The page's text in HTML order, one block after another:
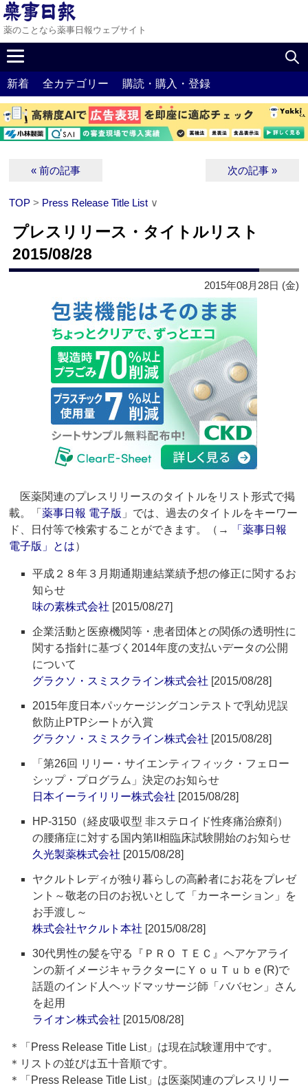
薬のことなら薬事日報ウェブサイト
新着 全カテゴリー 購読・購入・登録
« 前の記事 次の記事 »
TOP > Press Release Title List ∨
プレスリリース・タイトルリスト
2015/08/28
2015年08月28日 (金)
医薬関連のプレスリリースのタイトルをリスト形式で掲
載。「薬事日報 電子版 」では、過去のタイトルをキーワー
ド、日付等で検索することができます。（→
「薬事日報
電子版」とは）
平成２８年３月期通期連結業績予想の修正に関するお
知らせ
味の素株式会社 [2015/08/27]
企業活動と医療機関等・患者団体との関係の透明性に
関する指針に基づく2014年度の支払いデータの公開
について
グラクソ・スミスクライン株式会社 [2015/08/28]
2015年度日本パッケージングコンテストで乳幼児誤
飲防止PTPシートが入賞
グラクソ・スミスクライン株式会社 [2015/08/28]
「第26回 リリー・サイエンティフィック・フェロー
シップ・プログラム」決定のお知らせ
日本イーライリリー株式会社 [2015/08/28]
HP-3150（経皮吸収型 非ステロイド性疼痛治療剤）
の腰痛症に対する国内第II相臨床試験開始のお知らせ
久光製薬株式会社 [2015/08/28]
ヤクルトレディが独り暮らしの高齢者にお花をプレゼ
ント～敬老の日のお祝いとして「カーネーション」を
お手渡し～
株式会社ヤクルト本社 [2015/08/28]
30代男性の髪を守る『ＰＲＯ ＴＥＣ』ヘアケアライ
ンの新イメージキャラクターにＹｏｕＴｕｂｅ(R)で
話題のインド人ヘッドマッサージ師「ババセン」さん
を起用
ライオン株式会社 [2015/08/28]
＊「Press Release Title List」は現在試験運用中です。
＊リストの並びは五十音順です。
＊「Press Release Title List」は医薬関連のプレスリリー